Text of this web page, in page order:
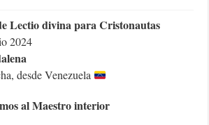
Lectio divina para Cristonautas
2024
desde Venezuela
al Maestro interior